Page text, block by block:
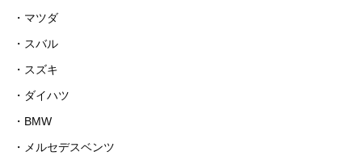
・マツダ
・スバル
・スズキ
・ダイハツ
・BMW
・メルセデスベンツ